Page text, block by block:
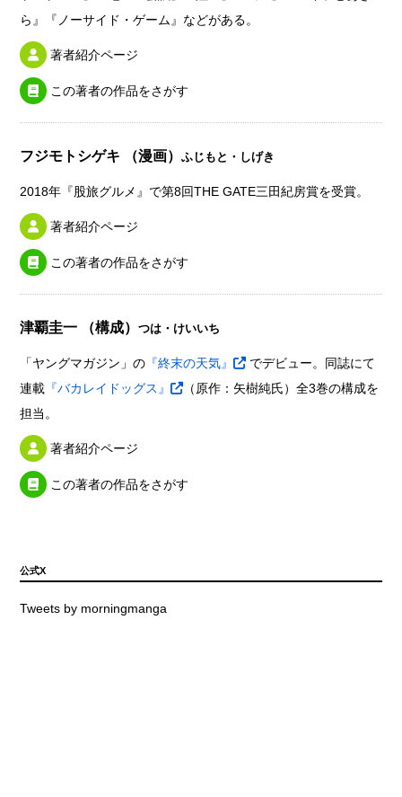
ら』『ノーサイド・ゲーム』などがある。
著者紹介ページ
この著者の作品をさがす
フジモトシゲキ （漫画）ふじもと・しげき
2018年『股旅グルメ』で第8回THE GATE三田紀房賞を受賞。
著者紹介ページ
この著者の作品をさがす
津覇圭一 （構成）つは・けいいち
「ヤングマガジン」の 『終末の天気』
でデビュー。同誌にて
連載 『バカレイドッグス』
（原作：矢樹純氏）全3巻の構成を
担当。
著者紹介ページ
この著者の作品をさがす
公式X
Tweets by morningmanga